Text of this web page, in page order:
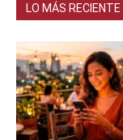
LO MÁS RECIENTE